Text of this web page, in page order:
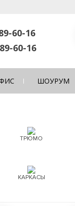
60-16
60-16
ШОУРУМ
ТРЮМО
КАРКАСЫ